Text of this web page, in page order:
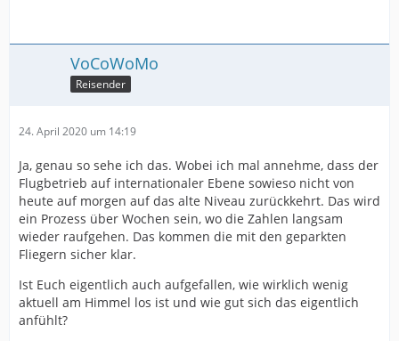
VoCoWoMo
Reisender
24. April 2020 um 14:19
Ja, genau so sehe ich das. Wobei ich mal annehme, dass der
Flugbetrieb auf internationaler Ebene sowieso nicht von
heute auf morgen auf das alte Niveau zurückkehrt. Das wird
ein Prozess über Wochen sein, wo die Zahlen langsam
wieder raufgehen. Das kommen die mit den geparkten
Fliegern sicher klar.
Ist Euch eigentlich auch aufgefallen, wie wirklich wenig
aktuell am Himmel los ist und wie gut sich das eigentlich
anfühlt?